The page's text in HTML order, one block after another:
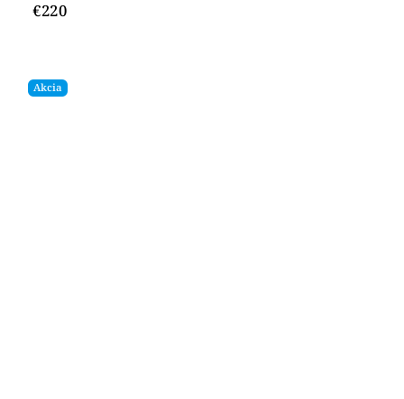
€220
Akcia